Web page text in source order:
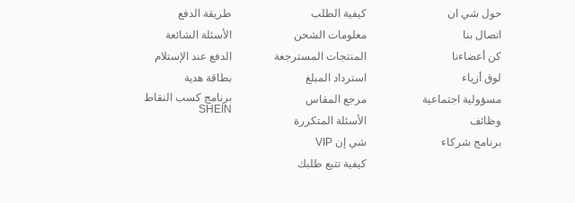
حول شي ان
اتصال بنا
كن أعضاءنا
لوق أزياء
مسؤولية اجتماعية
وظائف
برنامج شركاء
كيفية الطلب
معلومات الشحن
المنتجات المسترجعة
استرداد المبلغ
مرجع المقاس
الأسئلة المتكررة
شي إن VIP
كيفية تتبع طلبك
طريقة الدفع
الأسئلة الشائعة
الدفع عند الإستلام
بطاقة هدية
برنامج كسب النقاط
SHEIN